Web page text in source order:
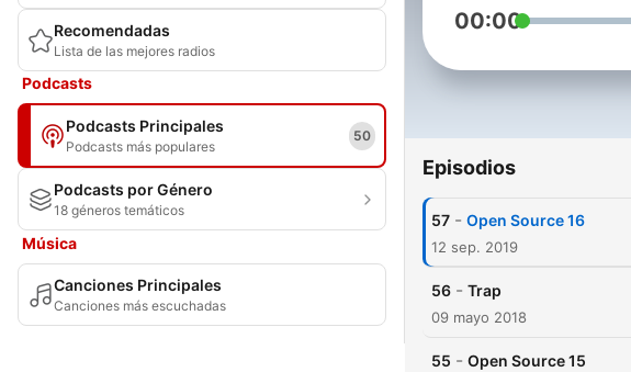
Recomendadas
Lista de las mejores radios
Podcasts
Podcasts Principales
Podcasts más populares
50
Podcasts por Género
18 géneros temáticos
Música
Canciones Principales
Canciones más escuchadas
00:00
Episodios
57 - Open Source 16
12 sep. 2019
56 - Trap
09 mayo 2018
55 - Open Source 15